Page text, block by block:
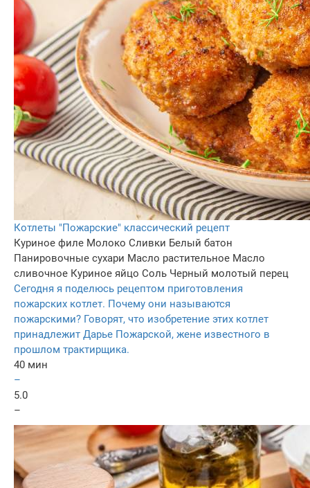
Котлеты "Пожарские" классический рецепт
Куриное филе Молоко Сливки Белый батон
Панировочные сухари Масло растительное Масло
сливочное Куриное яйцо Соль Черный молотый перец
Сегодня я поделюсь рецептом приготовления
пожарских котлет. Почему они называются
пожарскими? Говорят, что изобретение этих котлет
принадлежит Дарье Пожарской, жене известного в
прошлом трактирщика.
40 мин
–
5.0
–